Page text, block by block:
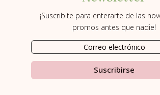
¡Suscribite para enterarte de las
promos antes que nadie!
Suscribirse